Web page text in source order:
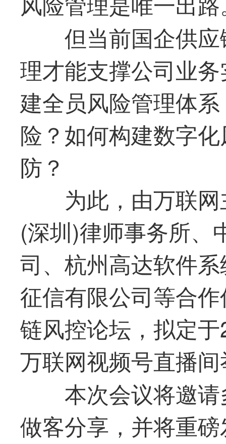
但当前国企供
理才能支撑公司业
建全员风险管理体
险？如何构建数字
防？
为此，由万联
(深圳)律师事务所、
司、杭州高达软件
征信有限公司等合
链风控论坛，拟定
万联网视频号直播
本次会议将邀
做客分享，并将重